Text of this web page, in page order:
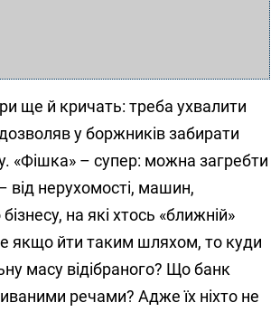
ще й кричать: треба ухвалити
у боржників забирати
«Фішка» – супер: можна загребти
від нерухомості, машин,
бізнесу, на які хтось «ближній»
якщо йти таким шляхом, то куди
масу відібраного? Що банк
речами? Адже їх ніхто не